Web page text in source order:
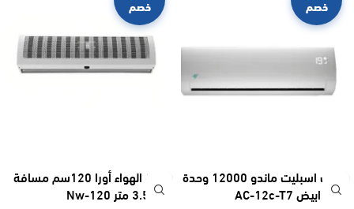
خصم
مكيف اسبليت ماندو 12000 وحدة
– بارد ابيض AC-12c-T7
خصم
ستارة الهواء أورا 120سم مسافة
دفع 3.5 متر Nw-120